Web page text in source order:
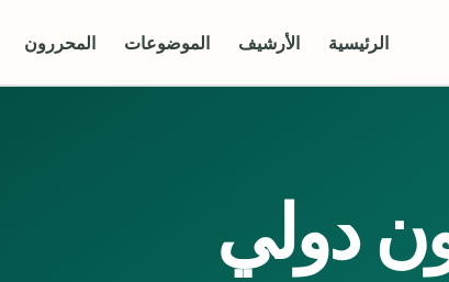
الرئيسية الأرشيف الموضوعات المحررون
دولي